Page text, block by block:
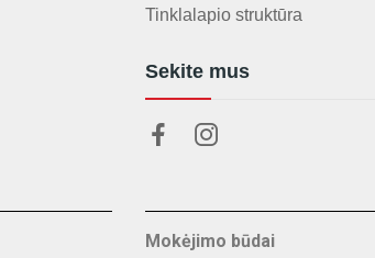
Tinklalapio struktūra
Sekite mus
Mokėjimo būdai